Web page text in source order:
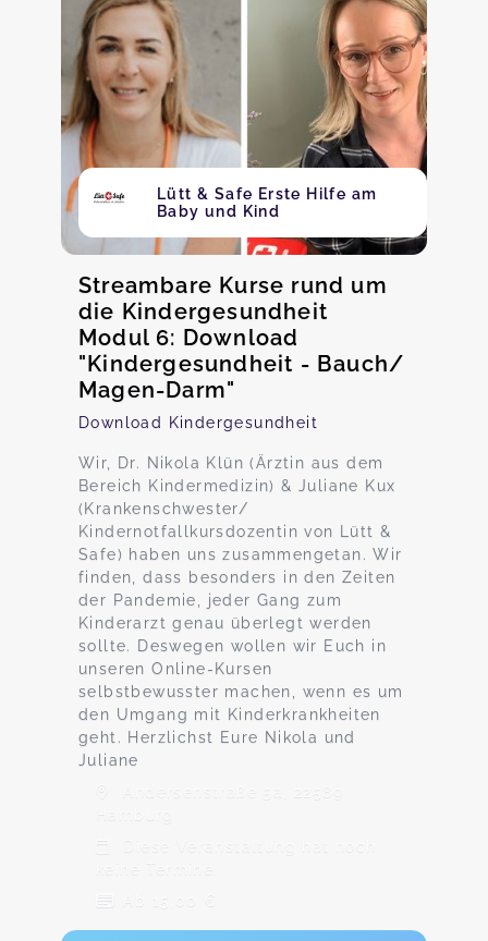
Lütt & Safe Erste Hilfe am
Baby und Kind
Streambare Kurse rund um
die Kindergesundheit
Modul 6: Download
"Kindergesundheit - Bauch/
Magen-Darm"
Download Kindergesundheit
Wir, Dr. Nikola Klün (Ärztin aus dem
Bereich Kindermedizin) & Juliane Kux
(Krankenschwester/
Kindernotfallkursdozentin von Lütt &
Safe) haben uns zusammengetan. Wir
finden, dass besonders in den Zeiten
der Pandemie, jeder Gang zum
Kinderarzt genau überlegt werden
sollte. Deswegen wollen wir Euch in
unseren Online-Kursen
selbstbewusster machen, wenn es um
den Umgang mit Kinderkrankheiten
geht. Herzlichst Eure Nikola und
Juliane
Andersenstraße 5a, 22589
Hamburg
Diese Veranstaltung hat noch
keine Termine.
Ab 15,00 €